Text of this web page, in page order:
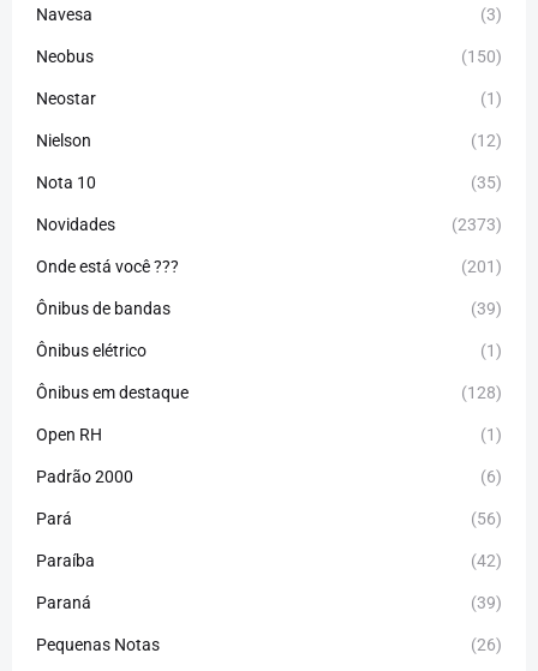
Navesa (3)
Neobus (150)
Neostar (1)
Nielson (12)
Nota 10 (35)
Novidades (2373)
Onde está você ??? (201)
Ônibus de bandas (39)
Ônibus elétrico (1)
Ônibus em destaque (128)
Open RH (1)
Padrão 2000 (6)
Pará (56)
Paraíba (42)
Paraná (39)
Pequenas Notas (26)